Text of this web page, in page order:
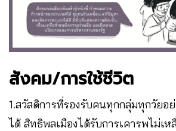
สังคม/การใช้ชีวิต
1.สวัสดิการที่รองรับคนทุกกลุ่มทุกวัยอย่
ได้ สิทธิพลเมืองได้รับการเคารพไม่เ